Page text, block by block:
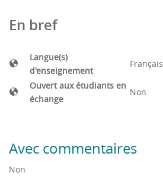
En bref
Langue(s)
d'enseignement
Français
Ouvert aux étudiants en
échange
Non
Avec commentaires
Non